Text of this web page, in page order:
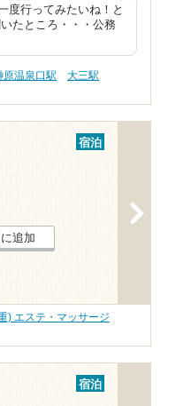
度行ってみたいね！と
たところ・・・公務
原温泉口駅
大三駅
宿泊
追加
) エステ・マッサージ
宿泊